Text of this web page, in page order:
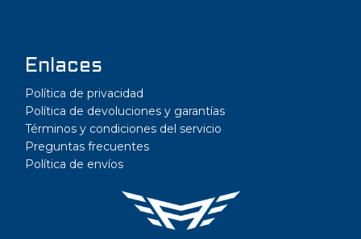
Enlaces
Política de privacidad
Política de devoluciones y garantías
Términos y condiciones del servicio
Preguntas frecuentes
Política de envíos